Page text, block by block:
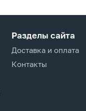
Разделы сайта
Доставка и оплата
Контакты